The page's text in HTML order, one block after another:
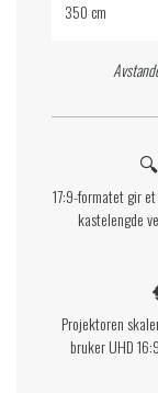
350 cm
17:9-formatet gir
kastelengde
Projektoren
bruker UHD